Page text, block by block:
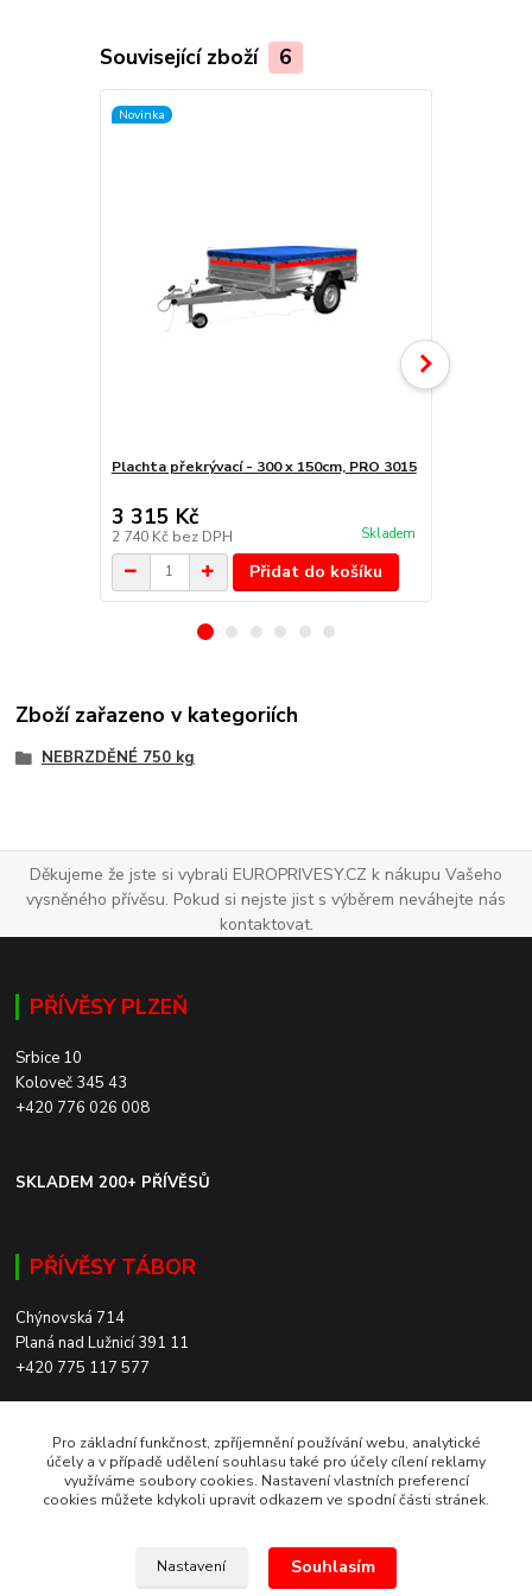
Související zboží 6
Novinka
Plachta překrývací - 300 x 150cm, PRO 3015
3 315 Kč
2 740 Kč bez DPH Skladem
Přidat do košíku
Zboží zařazeno v kategoriích
NEBRZDĚNÉ 750 kg
Děkujeme že jste si vybrali EUROPRIVESY.CZ k nákupu Vašeho
vysněného přívěsu. Pokud si nejste jist s výběrem neváhejte nás
kontaktovat.
PŘÍVĚSY PLZEŇ
Srbice 10
Koloveč 345 43
+420 776 026 008
SKLADEM 200+ PŘÍVĚSŮ
PŘÍVĚSY TÁBOR
Chýnovská 714
Planá nad Lužnicí 391 11
+420 775 117 577
ROZVOZ PO CELÉ ČR
Pro základní funkčnost, zpříjemnění používání webu, analytické
účely a v případě udělení souhlasu také pro účely cílení reklamy
využíváme soubory cookies. Nastavení vlastních preferencí
cookies můžete kdykoli upravit odkazem ve spodní části stránek.
Nastavení Souhlasím